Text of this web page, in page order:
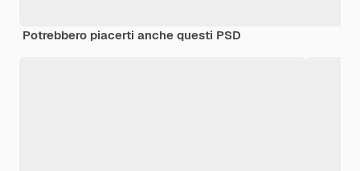
Potrebbero piacerti anche questi PSD